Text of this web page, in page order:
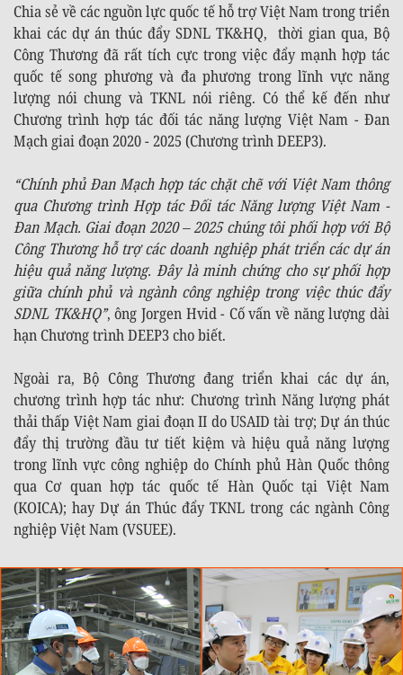
Chia sẻ về các nguồn lực quốc tế hỗ trợ Việt Nam trong triển
khai các dự án thúc đẩy SDNL TK&HQ, thời gian qua, Bộ
Công Thương đã rất tích cực trong việc đẩy mạnh hợp tác
quốc tế song phương và đa phương trong lĩnh vực năng
lượng nói chung và TKNL nói riêng. Có thể kế đến như
Chương trình hợp tác đối tác năng lượng Việt Nam - Đan
Mạch giai đoạn 2020 - 2025 (Chương trình DEEP3).
“Chính phủ Đan Mạch hợp tác chặt chẽ với Việt Nam thông
qua Chương trình Hợp tác Đối tác Năng lượng Việt Nam -
Đan Mạch. Giai đoạn 2020 – 2025 chúng tôi phối hợp với Bộ
Công Thương hỗ trợ các doanh nghiệp phát triển các dự án
hiệu quả năng lượng. Đây là minh chứng cho sự phối hợp
giữa chính phủ và ngành công nghiệp trong việc thúc đẩy
SDNL TK&HQ”, ông Jorgen Hvid - Cố vấn về năng lượng dài
hạn Chương trình DEEP3 cho biết.
Ngoài ra, Bộ Công Thương đang triển khai các dự án,
chương trình hợp tác như: Chương trình Năng lượng phát
thải thấp Việt Nam giai đoạn II do USAID tài trợ; Dự án thúc
đẩy thị trường đầu tư tiết kiệm và hiệu quả năng lượng
trong lĩnh vực công nghiệp do Chính phủ Hàn Quốc thông
qua Cơ quan hợp tác quốc tế Hàn Quốc tại Việt Nam
(KOICA); hay Dự án Thúc đẩy TKNL trong các ngành Công
nghiệp Việt Nam (VSUEE).